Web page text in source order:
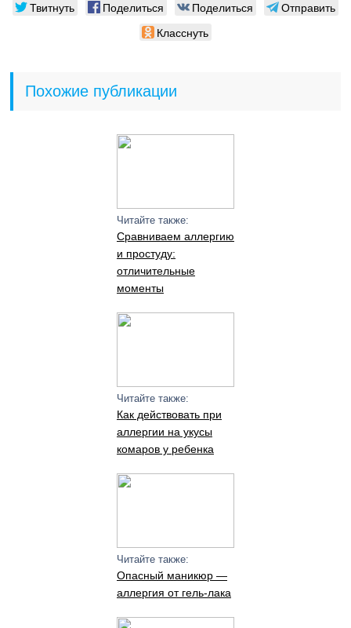
Твитнуть Поделиться Поделиться
Отправить
Класснуть
Похожие публикации
Читайте также:
Сравниваем аллергию
и простуду:
отличительные
моменты
Читайте также:
Как действовать при
аллергии на укусы
комаров у ребенка
Читайте также:
Опасный маникюр —
аллергия от гель-лака